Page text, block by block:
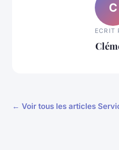
C
ECRIT
← Voir tous les articles